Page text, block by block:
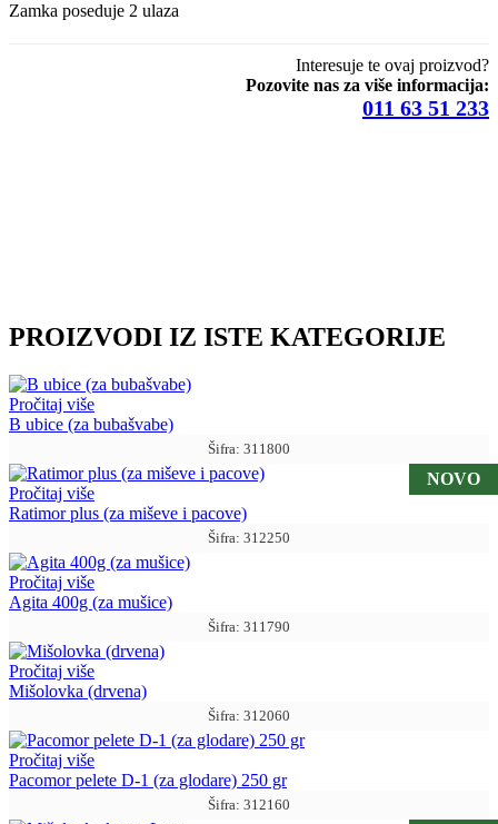
Zamka poseduje 2 ulaza
Interesuje te ovaj proizvod?
Pozovite nas za više informacija:
011 63 51 233
PROIZVODI IZ ISTE KATEGORIJE
Pročitaj više
B ubice (za bubašvabe)
Šifra: 311800
NOVO
Pročitaj više
Ratimor plus (za miševe i pacove)
Šifra: 312250
Pročitaj više
Agita 400g (za mušice)
Šifra: 311790
Pročitaj više
Mišolovka (drvena)
Šifra: 312060
Pročitaj više
Pacomor pelete D-1 (za glodare) 250 gr
Šifra: 312160